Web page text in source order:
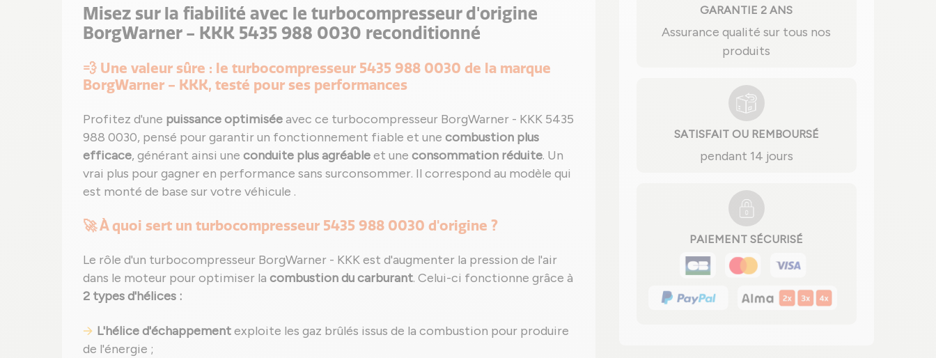
Misez sur la fiabilité avec le turbocompresseur d'origine
BorgWarner - KKK 5435 988 0030 reconditionné
💨 Une valeur sûre : le turbocompresseur 5435 988 0030 de la marque
BorgWarner - KKK, testé pour ses performances
Profitez d'une puissance optimiséeavec ce turbocompresseur BorgWarner - KKK 5435
988 0030, pensé pour garantir un fonctionnement fiable et une combustion plus
efficace, générant ainsi une conduite plus agréableet une consommation réduite. Un
vrai plus pour gagner en performance sans surconsommer. Il correspond au modèle qui
est monté de base sur votre véhicule .
🚀 À quoi sert un turbocompresseur 5435 988 0030 d'origine ?
Le rôle d'un turbocompresseur BorgWarner - KKK est d'augmenter la pression de l'air
dans le moteur pour optimiser la combustion du carburant. Celui-ci fonctionne grâce à
2 types d'hélices :
L'hélice d'échappementexploite les gaz brûlés issus de la combustion pour produire
de l'énergie ;
GARANTIE 2 ANS
Assurance qualité sur tous nos
produits
SATISFAIT OU REMBOURSÉ
pendant 14 jours
PAIEMENT SÉCURISÉ